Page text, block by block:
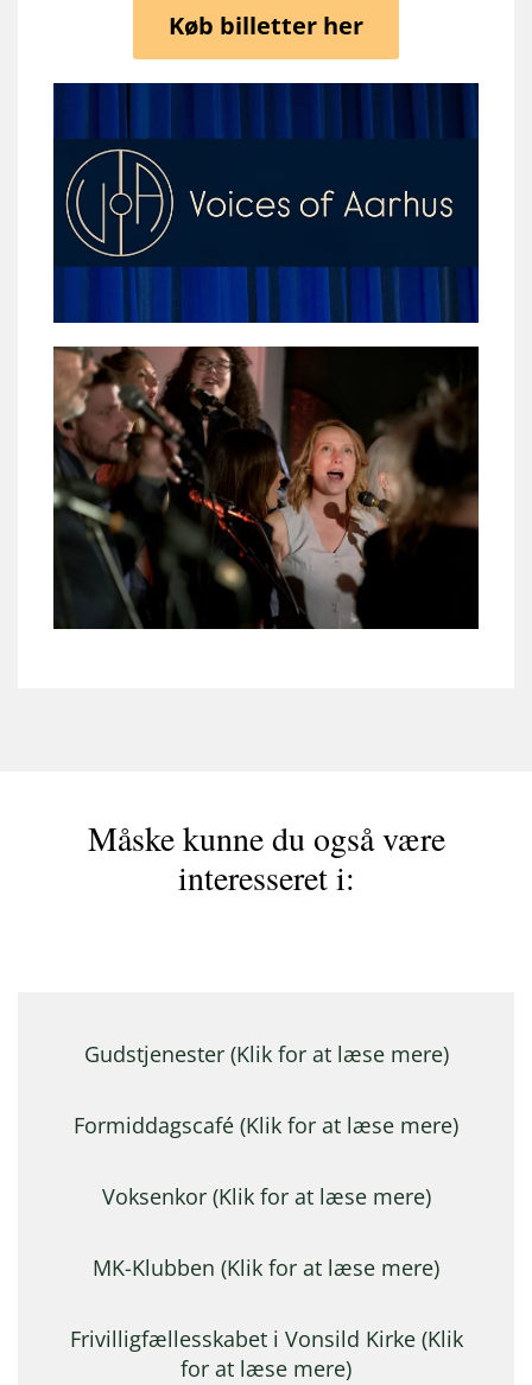
Køb billetter her
Måske kunne du også være
interesseret i:
Gudstjenester (Klik for at læse mere)
Formiddagscafé (Klik for at læse mere)
Voksenkor (Klik for at læse mere)
MK-Klubben (Klik for at læse mere)
Frivilligfællesskabet i Vonsild Kirke (Klik
for at læse mere)